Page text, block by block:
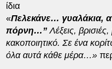
ίδια
«Πελεκάνε… γυαλάκια,
πόρνη…”Λέξεις,
κακοποιητικό. Σε ένα
όλα αυτά κάθε μέρα…»